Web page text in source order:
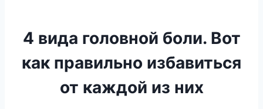
4 вида головной боли. Вот
как правильно избавиться
от каждой из них